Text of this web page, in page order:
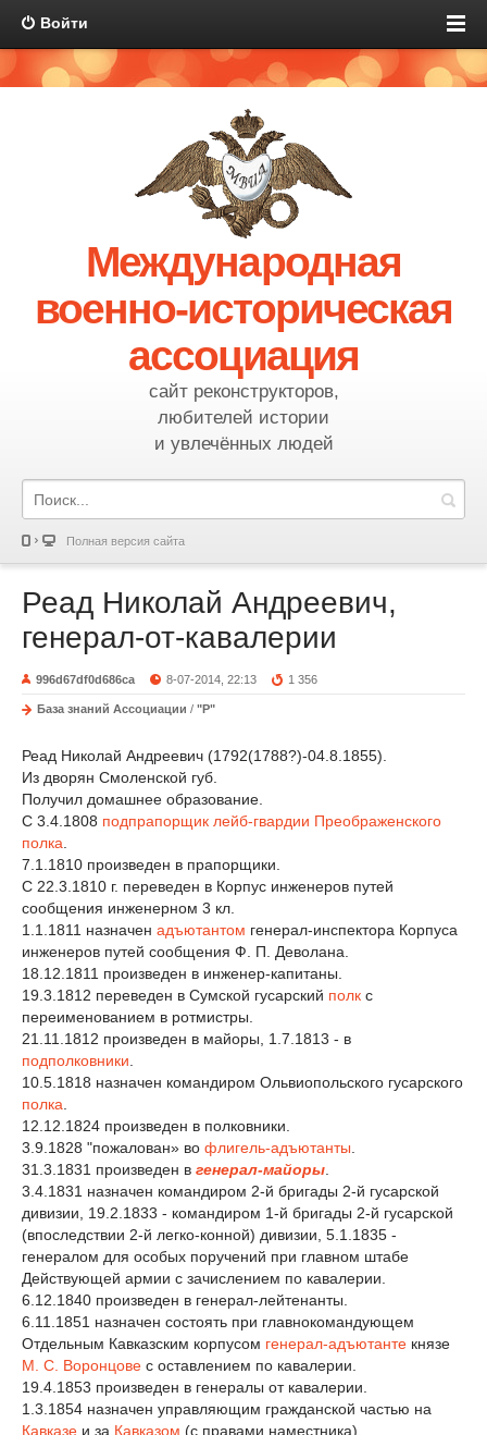
Войти
Международная
военно-историческая
ассоциация
сайт реконструкторов,
любителей истории
и увлечённых людей
Полная версия сайта
Реад Николай Андреевич,
генерал-от-кавалерии
996d67df0d686ca 8-07-2014, 22:13 1 356
База знаний Ассоциации / "Р"
Реад Николай Андреевич (1792(1788?)-04.8.1855).
Из дворян Смоленской губ.
Получил домашнее образование.
С 3.4.1808 подпрапорщик лейб-гвардии Преображенского
полка
7.1.1810 произведен в прапорщики.
С 22.3.1810 г. переведен в Корпус инженеров путей
сообщения инженерном 3 кл.
1.1.1811 назначен адъютантом генерал-инспектора Корпуса
инженеров путей сообщения Ф. П. Деволана.
18.12.1811 произведен в инженер-капитаны.
19.3.1812 переведен в Сумской гусарский полк с
переименованием в ротмистры.
21.11.1812 произведен в майоры, 1.7.1813 - в
подполковники
10.5.1818 назначен командиром Ольвиопольского гусарского
полка
12.12.1824 произведен в полковники.
3.9.1828 "пожалован» во флигель-адъютанты
31.3.1831 произведен в генерал-майоры
3.4.1831 назначен командиром 2-й бригады 2-й гусарской
дивизии, 19.2.1833 - командиром 1-й бригады 2-й гусарской
(впоследствии 2-й легко-конной) дивизии, 5.1.1835 -
генералом для особых поручений при главном штабе
Действующей армии с зачислением по кавалерии.
6.12.1840 произведен в генерал-лейтенанты.
6.11.1851 назначен состоять при главнокомандующем
Отдельным Кавказским корпусом генерал-адъютанте князе
М. С. Воронцове с оставлением по кавалерии.
19.4.1853 произведен в генералы от кавалерии.
1.3.1854 назначен управляющим гражданской частью на
Кавказе и за Кавказом (с правами наместника).